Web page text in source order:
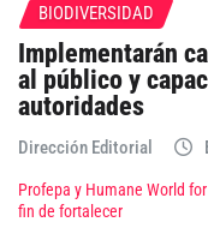
BIODIVERSIDAD
Implementarán
al público y
autoridades
Dirección Editorial
Profepa y Humane World
fin de fortalecer